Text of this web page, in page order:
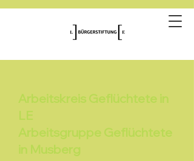
Arbeitskreis Geflüchtete in
LE
Arbeitsgruppe Geflüchtete
in Musberg